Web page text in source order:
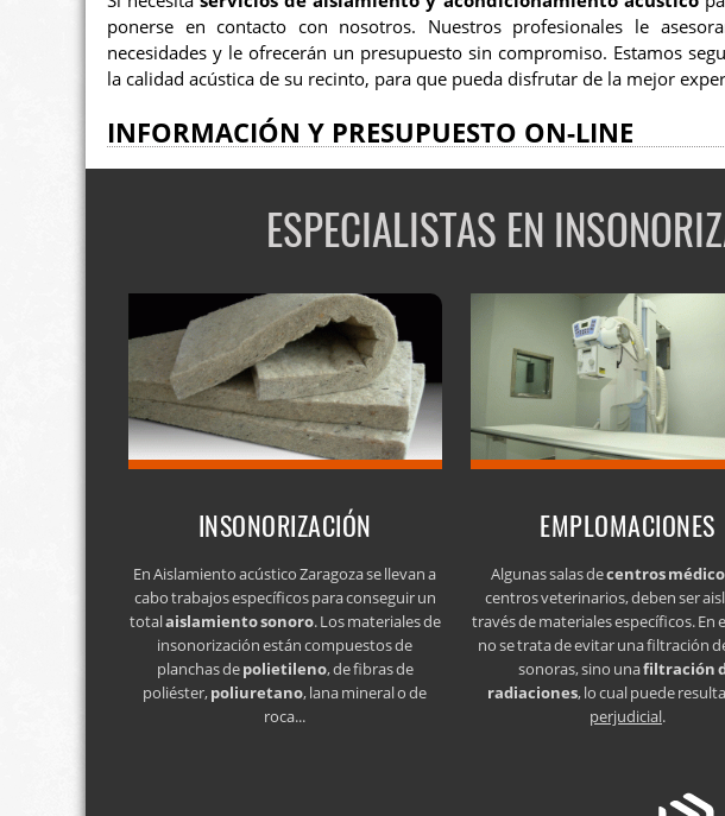
ponerse en contacto con nosotros. Nuestros profesionales le
necesidades y le ofrecerán un presupuesto sin compromiso. Estamos
la calidad acústica de su recinto, para que pueda disfrutar de la mejor
INFORMACIÓN Y PRESUPUESTO ON-LINE
ESPECIALISTAS EN
INSONORIZACIÓN
En Aislamiento acústico Zaragoza se llevan a
cabo trabajos específicos para conseguir un
totalaislamiento sonoro. Los materiales de
insonorización están compuestos de
planchas depolietileno, de fibras de
poliéster,poliuretano, lana mineral o de
roca...
EMPLOMACIONES
Algunas salas decentros
centros veterinarios, deben ser
través de materiales específicos. En
no se trata de evitar una filtración
sonoras, sino unafiltración
radiaciones, lo cual puede
perjudicial.